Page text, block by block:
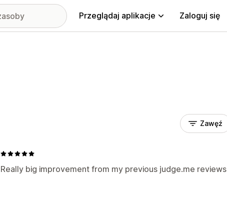
Przeglądaj aplikacje Zaloguj się
Zawęź
Really big improvement from my previous judge.me reviews